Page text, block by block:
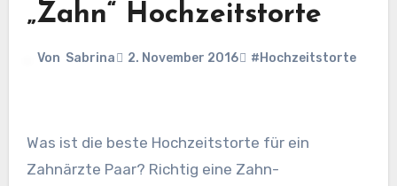
„Zahn“ Hochzeitstorte
Von Sabrina 2. November 2016 #Hochzeitstorte
Was ist die beste Hochzeitstorte für ein
Zahnärzte Paar? Richtig eine Zahn-